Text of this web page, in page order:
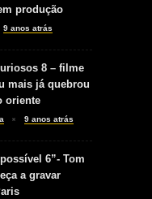
produção
9 anos atrás
8 – filme
mais já quebrou
oriente
9 anos atrás
6”- Tom
a gravar